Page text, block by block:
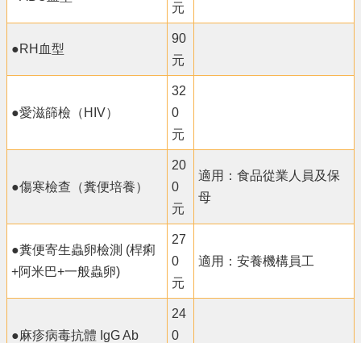
元
●RH血型
90
元
●愛滋篩檢（HIV）
32
0
元
●傷寒檢查（糞便培養）
20
0
元
適用：食品從業人員及保
母
●糞便寄生蟲卵檢測 (桿痢
+阿米巴+一般蟲卵)
27
0
元
適用：安養機構員工
●麻疹病毒抗體 IgG Ab
24
0